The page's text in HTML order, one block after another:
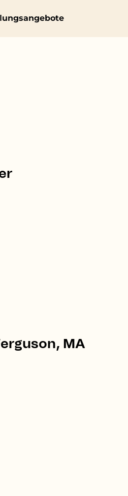
MA